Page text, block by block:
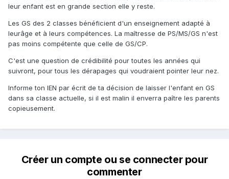
leur enfant est en grande section elle y reste.
Les GS des 2 classes bénéficient d'un enseignement adapté à
leurâge et à leurs compétences. La maîtresse de PS/MS/GS n'est
pas moins compétente que celle de GS/CP.
C'est une question de crédibilité pour toutes les années qui
suivront, pour tous les dérapages qui voudraient pointer leur nez.
Informe ton IEN par écrit de ta décision de laisser l'enfant en GS
dans sa classe actuelle, si il est malin il enverra paître les parents
copieusement.
Créer un compte ou se connecter pour
commenter